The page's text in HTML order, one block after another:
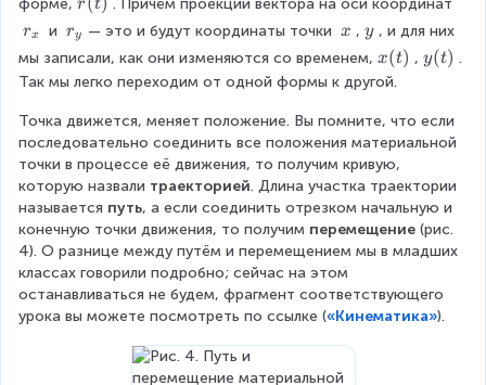
e
c
r
t
)
r t
r
_
x
rx и r
_
ry — это и будут координаты точки \
\
x , \
\
y , и для них
мы записали, как они изменяются со временем, x
(
)
x(t) , y
)
y(t) .
Так мы легко переходим от одной формы к другой.
Точка движется, меняет положение. Вы помните, что если
последовательно соединить все положения материальной
точки в процессе её движения, то получим кривую,
которую назвали траекторией. Длина участка траектории
называется путь, а если соединить отрезком начальную и
конечную точки движения, то получим перемещение (рис.
4). О разнице между путём и перемещением мы в младших
классах говорили подробно; сейчас на этом
останавливаться не будем, фрагмент соответствующего
урока вы можете посмотреть по ссылке («Кинематика»).